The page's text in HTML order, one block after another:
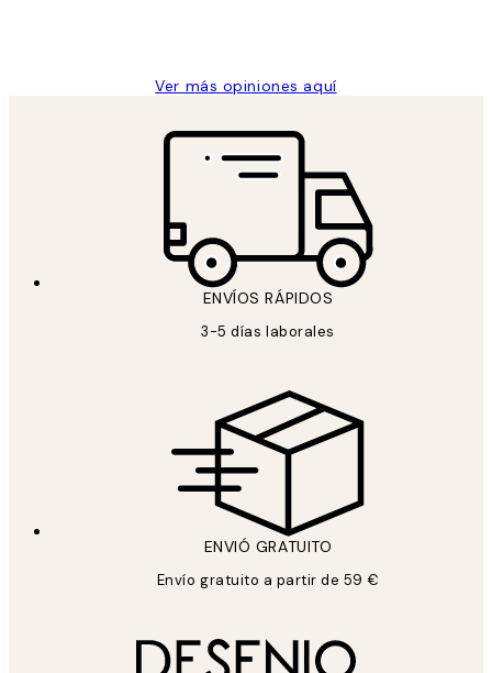
Ver más opiniones aquí
ENVÍOS RÁPIDOS
3-5 días laborales
ENVIÓ GRATUITO
Envío gratuito a partir de 59 €